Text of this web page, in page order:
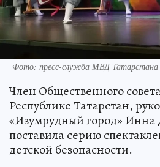
Фото: пресс-служба МВД Татарстана
Член Общественного
Республике Татарстан,
«Изумрудный город» Инна
поставила серию
детской безопасности.